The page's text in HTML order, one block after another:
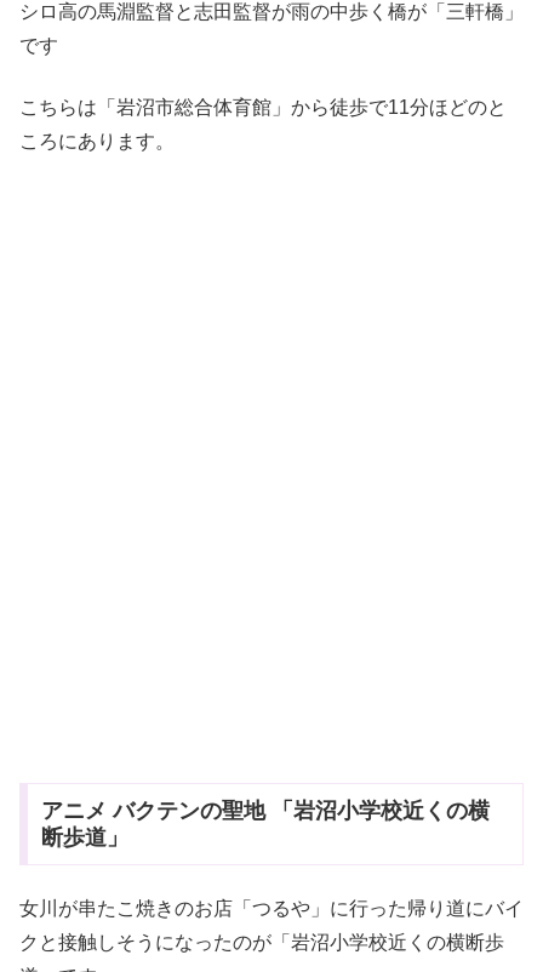
シロ高の馬淵監督と志田監督が雨の中歩く橋が「三軒橋」
です
こちらは「岩沼市総合体育館」から徒歩で11分ほどのと
ころにあります。
アニメ バクテンの聖地 「岩沼小学校近くの横
断歩道」
女川が串たこ焼きのお店「つるや」に行った帰り道にバイ
クと接触しそうになったのが「岩沼小学校近くの横断歩